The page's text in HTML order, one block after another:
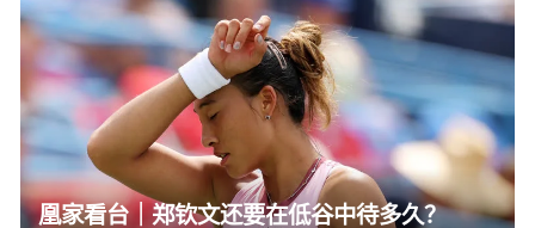
凰家看台｜郑钦文还要在低谷中待多久？